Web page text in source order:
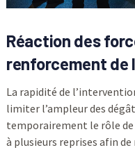
Réaction des
renforcement de
La rapidité de
limiter l’ampleur des
temporairement le rôle de
à plusieurs reprises afin